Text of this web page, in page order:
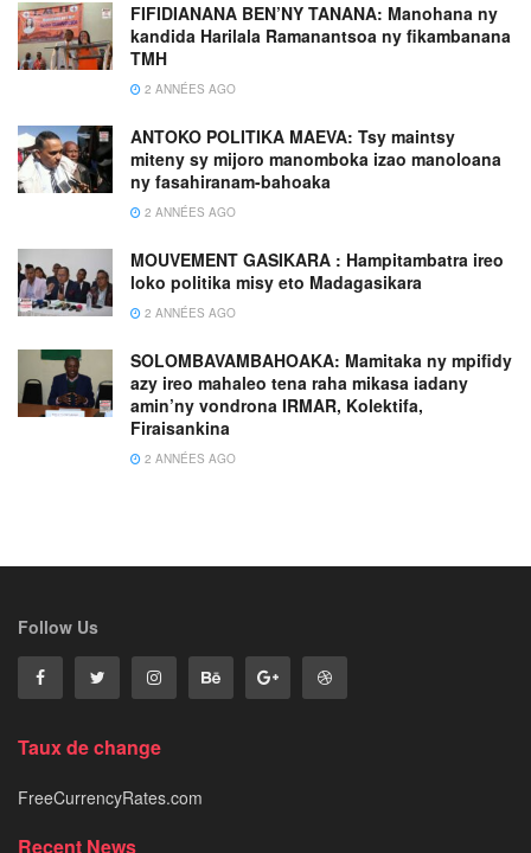
FIFIDIANANA BEN’NY TANANA: Manohana ny
kandida Harilala Ramanantsoa ny fikambanana
TMH
2 ANNÉES AGO
ANTOKO POLITIKA MAEVA: Tsy maintsy
miteny sy mijoro manomboka izao manoloana
ny fasahiranam-bahoaka
2 ANNÉES AGO
MOUVEMENT GASIKARA : Hampitambatra ireo
loko politika misy eto Madagasikara
2 ANNÉES AGO
SOLOMBAVAMBAHOAKA: Mamitaka ny mpifidy
azy ireo mahaleo tena raha mikasa iadany
amin’ny vondrona IRMAR, Kolektifa,
Firaisankina
2 ANNÉES AGO
Follow Us
Taux de change
FreeCurrencyRates.com
Recent News